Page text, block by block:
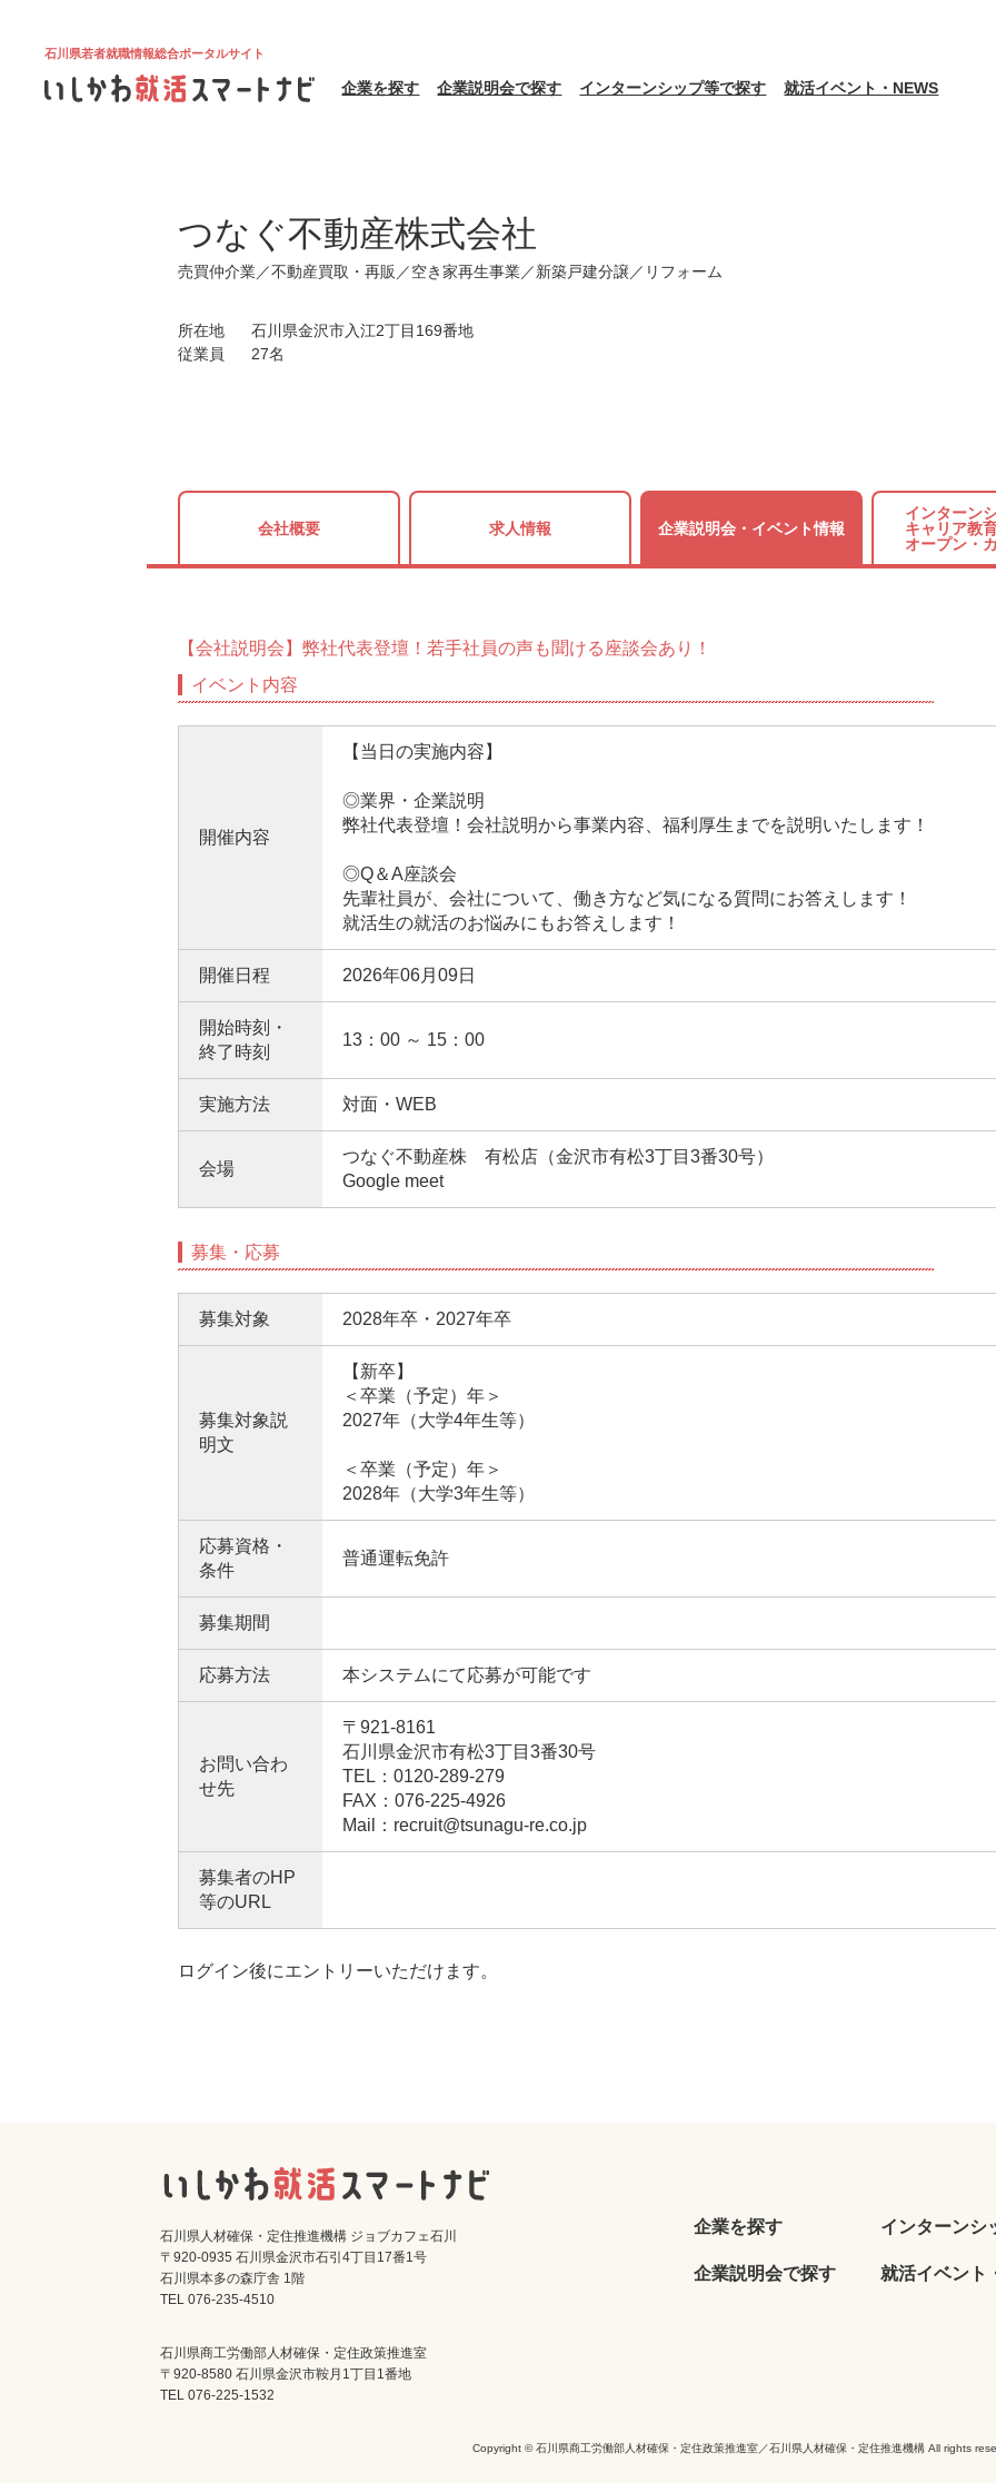
石川県若者就職情報総合ポータルサイト
企業を探す 企業説明会で探す インターンシップ等で探す 就活イベント・NEWS
つなぐ不動産株式会社
売買仲介業／不動産買取・再販／空き家再生事業／新築戸建分譲／リフォーム
所在地
石川県金沢市入江2丁目169番地
従業員
27名
会社概要 求人情報 企業説明会・ イベント情報
インターン
キャリア教
オープン・
【会社説明会】弊社代表登壇！若手社員の声も聞ける座談会あり！
イベント内容
開催内容
【当日の実施内容】
◎業界・企業説明
弊社代表登壇！会社説明から事業内容、福利厚生までを説明いたします！
◎Q＆A座談会
先輩社員が、会社について、働き方など気になる質問にお答えします！
就活生の就活のお悩みにもお答えします！
開催日程 2026年06月09日
開始時刻・
終了時刻
13：00 ～ 15：00
実施方法 対面・WEB
会場
つなぐ不動産株 有松店（金沢市有松3丁目3番30号）
Google meet
募集・応募
募集対象 2028年卒・2027年卒
募集対象説
明文
【新卒】
＜卒業（予定）年＞
2027年（大学4年生等）
＜卒業（予定）年＞
2028年（大学3年生等）
応募資格・
条件
普通運転免許
募集期間
応募方法 本システムにて応募が可能です
お問い合わ
せ先
〒921-8161
石川県金沢市有松3丁目3番30号
TEL：0120-289-279
FAX：076-225-4926
Mail：recruit@tsunagu-re.co.jp
募集者のHP
等のURL
ログイン後にエントリーいただけます。
石川県人材確保・定住推進機構 ジョブカフェ石川
〒920-0935 石川県金沢市石引4丁目17番1号
石川県本多の森庁舎 1階
TEL 076-235-4510
石川県商工労働部人材確保・定住政策推進室
〒920-8580 石川県金沢市鞍月1丁目1番地
TEL 076-225-1532
企業を探す
企業説明会で探す
インターンシ
就活イベント
Copyright © 石川県商工労働部人材確保・定住政策推進室／石川県人材確保・定住推進機構 All rights